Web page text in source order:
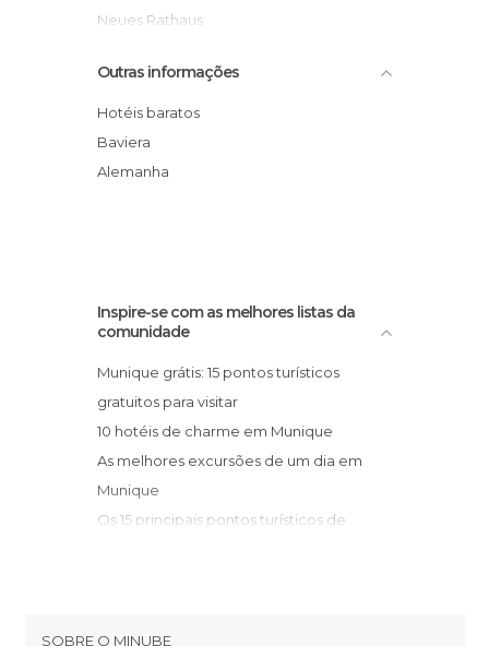
Monumentos Históricos em Munique
Museus em Munique
Palácios em Munique
Praças em Munique
Rios em Munique
Neues Rathaus
Museu da BMW
Olympiapark
Allianz Arena
Estádio Olimpico de Munique
Outras informações
Hotéis baratos
Baviera
Alemanha
Inspire-se com as melhores listas da
comunidade
Munique grátis: 15 pontos turísticos
gratuitos para visitar
10 hotéis de charme em Munique
As melhores excursões de um dia em
Munique
Os 15 principais pontos turísticos de
SOBRE O MINUBE